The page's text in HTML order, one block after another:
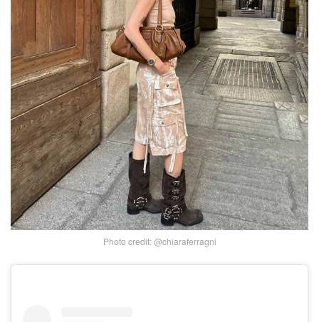
Photo credit: @chiaraferragni